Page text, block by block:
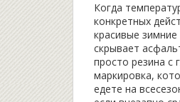
Когда
конкретных
красивые
скрывает
просто резина с
маркировка,
едете на